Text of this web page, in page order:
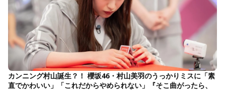
カンニング村山誕生？！ 櫻坂46・村山美羽のうっかりミスに「素
直でかわいい」「これだからやめられない」『そこ曲がったら、